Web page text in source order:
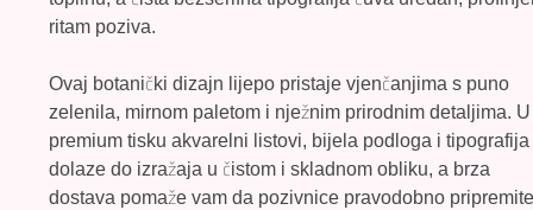
ritam poziva.
Ovaj botanički dizajn lijepo pristaje vjenčanjima s puno
zelenila, mirnom paletom i nježnim prirodnim detaljima. U
premium tisku akvarelni listovi, bijela podloga i tipografija
dolaze do izražaja u čistom i skladnom obliku, a brza
dostava pomaže vam da pozivnice pravodobno pripremite